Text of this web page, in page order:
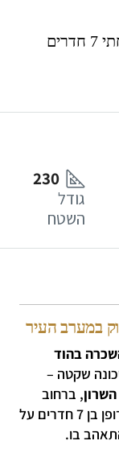
בית להשכרה בהוד השרון – דו משפחתי 7 חדרים
230
גודל
השטח
במערב העיר
בהוד
שקטה –
, ברחוב
פנימי ושקט, נמצא בית דו משפחתי יוצא דופן בן 7 חדרים על